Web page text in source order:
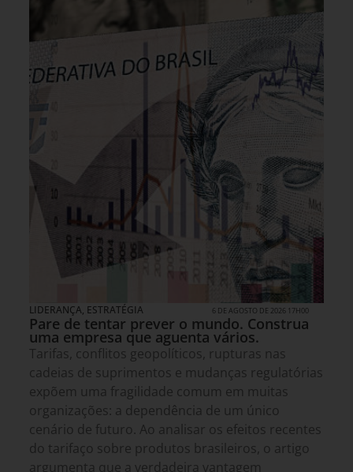
LIDERANÇA, ESTRATÉGIA 6 DE AGOSTO DE 2026 17H00
Pare de tentar prever o mundo. Construa
uma empresa que aguenta vários.
Tarifas, conflitos geopolíticos, rupturas nas
cadeias de suprimentos e mudanças regulatórias
expõem uma fragilidade comum em muitas
organizações: a dependência de um único
cenário de futuro. Ao analisar os efeitos recentes
do tarifaço sobre produtos brasileiros, o artigo
argumenta que a verdadeira vantagem